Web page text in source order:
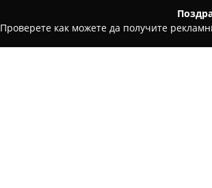
Проверете как можете да получите